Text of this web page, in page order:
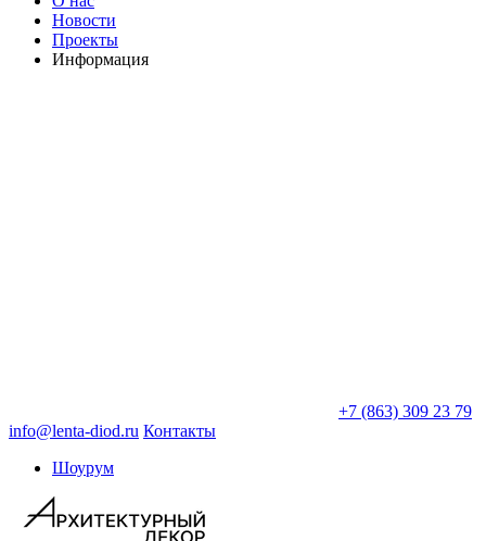
Новости
Проекты
Информация
+7 (863) 309 23 79
info@lenta-diod.ru Контакты
Шоурум